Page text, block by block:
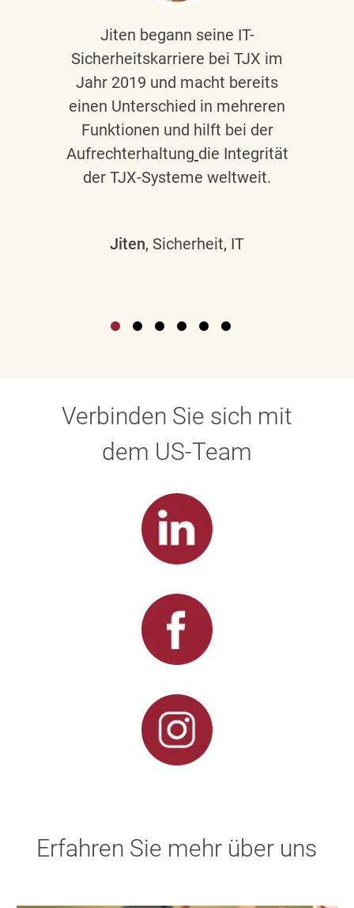
Jiten begann seine IT-
Sicherheitskarriere bei TJX im
Jahr 2019 und macht bereits
einen Unterschied in mehreren
Funktionen und hilft bei der
Aufrechterhaltung die Integrität
der TJX-Systeme weltweit.
Jiten, Sicherheit, IT
Verbinden Sie sich mit
dem US-Team
Erfahren Sie mehr über uns